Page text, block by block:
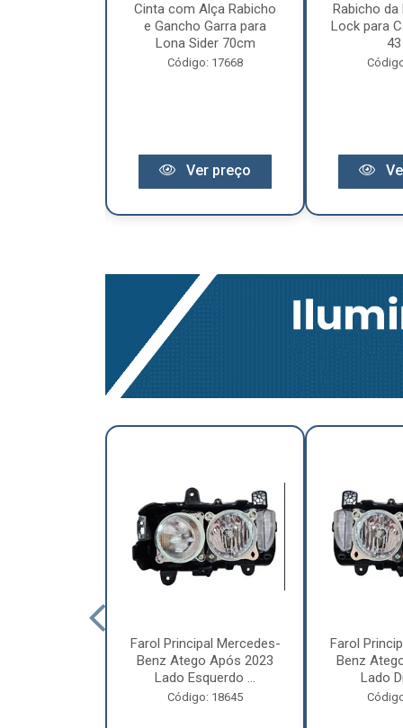
Cinta com Alça Rabicho
e Gancho Garra para
Lona Sider 70cm
Código: 17668
Ver preço
Rabicho da
Lock para
Farol Principal Mercedes-
Benz Atego Após 2023
Lado Esquerdo ...
Código: 18645
Farol
Benz
Lado